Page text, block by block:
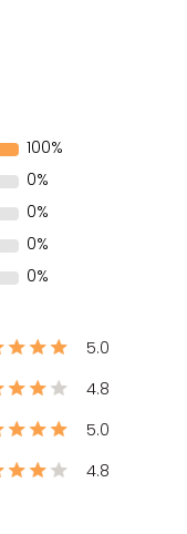
100%
0%
0%
0%
0%
5.0
4.8
5.0
4.8